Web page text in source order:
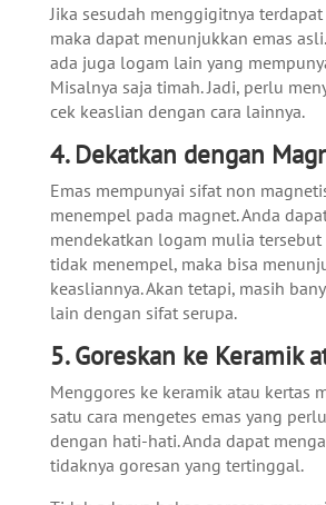
Jika sesudah menggigitnya
maka dapat menunjukkan emas
ada juga logam lain yang
Misalnya saja timah. Jadi, perlu
cek keaslian dengan cara lainnya.
4. Dekatkan dengan
Emas mempunyai sifat non
menempel pada magnet. Anda
mendekatkan logam mulia tersebut
tidak menempel, maka bisa
keasliannya. Akan tetapi, masih
lain dengan sifat serupa.
5. Goreskan ke Keramik
Menggores ke keramik atau kertas
satu cara mengetes emas yang
dengan hati-hati. Anda dapat
tidaknya goresan yang tertinggal.